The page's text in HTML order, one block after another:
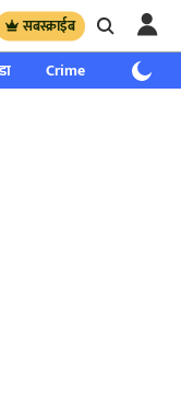
सबस्क्राईब
Crime साप्ताहिक